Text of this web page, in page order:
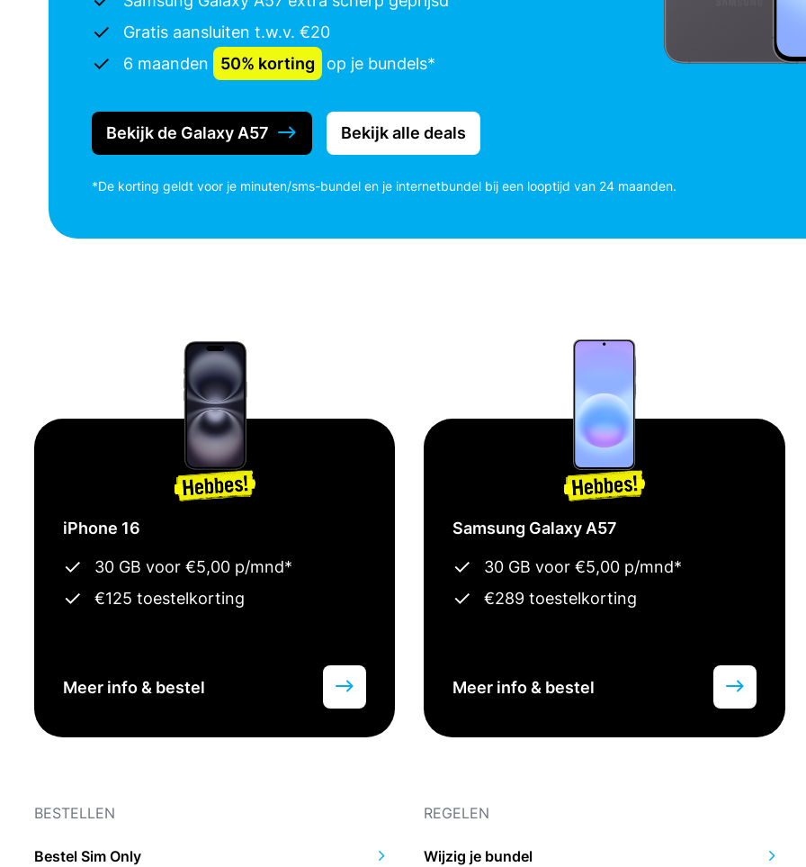
Gratis aansluiten t.w.v. €20
6 maanden
50% korting op je bundels*
Bekijk de Galaxy A57 Bekijk alle deals
*De korting geldt voor je minuten/sms-bundel en je internetbundel bij een looptijd van 24 maanden.
iPhone 16
30 GB voor €5,00 p/mnd*
€125 toestelkorting
Meer info & bestel
Samsung Galaxy A57
30 GB voor €5,00 p/mnd*
€289 toestelkorting
Meer info & bestel
BESTELLEN
Bestel Sim Only
REGELEN
Wijzig je bundel